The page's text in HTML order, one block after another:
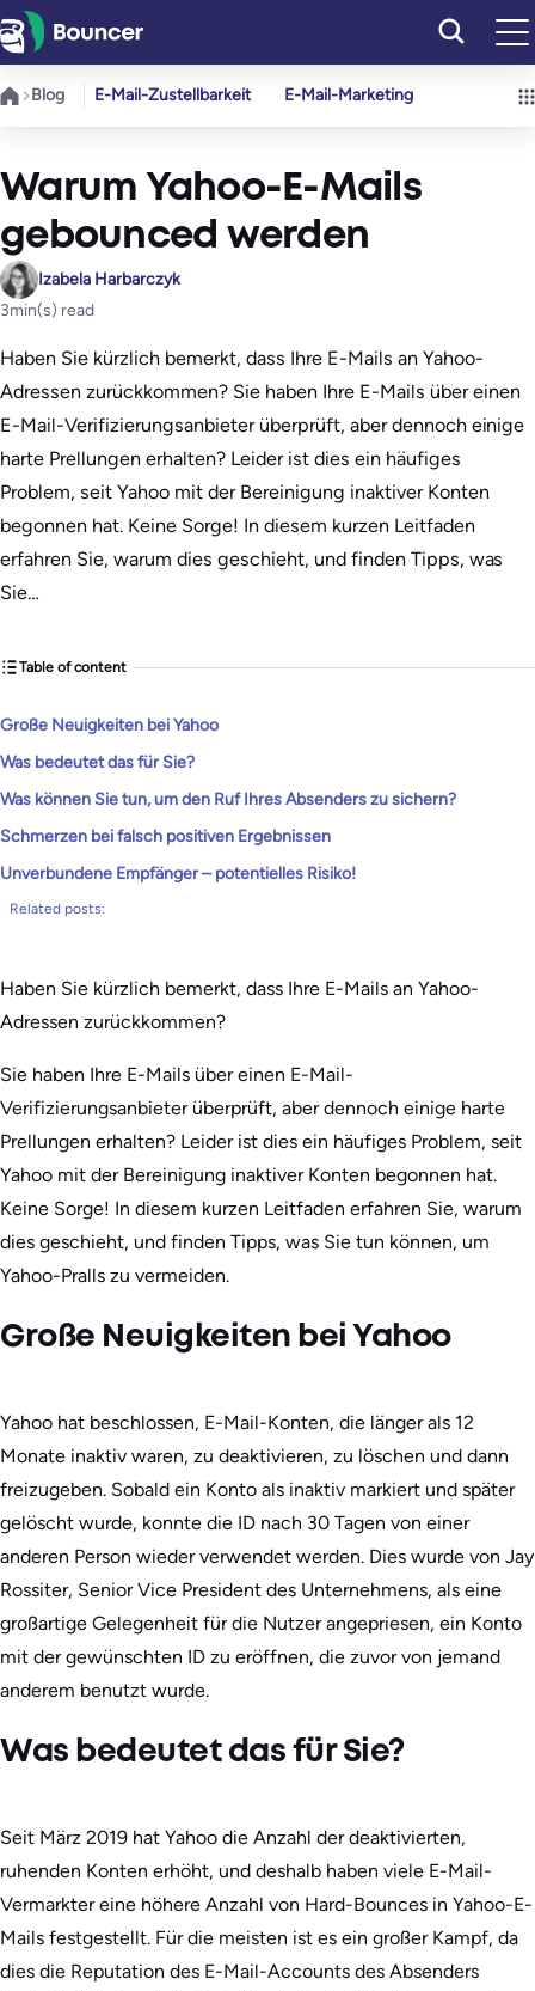
Zum
Inhalt
springen
Blog E-Mail-Zustellbarkeit E-Mail-Marketing
Warum Yahoo-E-Mails
gebounced werden
Izabela Harbarczyk
3min(s) read
Haben Sie kürzlich bemerkt, dass Ihre E-Mails an Yahoo-
Adressen zurückkommen? Sie haben Ihre E-Mails über einen
E-Mail-Verifizierungsanbieter überprüft, aber dennoch einige
harte Prellungen erhalten? Leider ist dies ein häufiges
Problem, seit Yahoo mit der Bereinigung inaktiver Konten
begonnen hat. Keine Sorge! In diesem kurzen Leitfaden
erfahren Sie, warum dies geschieht, und finden Tipps, was
Sie…
Table of content
Große Neuigkeiten bei Yahoo
Was bedeutet das für Sie?
Was können Sie tun, um den Ruf Ihres Absenders zu sichern?
Schmerzen bei falsch positiven Ergebnissen
Unverbundene Empfänger – potentielles Risiko!
Related posts:
Haben Sie kürzlich bemerkt, dass Ihre E-Mails an Yahoo-
Adressen zurückkommen?
Sie haben Ihre E-Mails über einen E-Mail-
Verifizierungsanbieter überprüft, aber dennoch einige harte
Prellungen erhalten? Leider ist dies ein häufiges Problem, seit
Yahoo mit der Bereinigung inaktiver Konten begonnen hat.
Keine Sorge! In diesem kurzen Leitfaden erfahren Sie, warum
dies geschieht, und finden Tipps, was Sie tun können, um
Yahoo-Pralls zu vermeiden.
Große Neuigkeiten bei Yahoo
Yahoo hat beschlossen, E-Mail-Konten, die länger als 12
Monate inaktiv waren, zu deaktivieren, zu löschen und dann
freizugeben. Sobald ein Konto als inaktiv markiert und später
gelöscht wurde, konnte die ID nach 30 Tagen von einer
anderen Person wieder verwendet werden. Dies wurde von Jay
Rossiter, Senior Vice President des Unternehmens, als eine
großartige Gelegenheit für die Nutzer angepriesen, ein Konto
mit der gewünschten ID zu eröffnen, die zuvor von jemand
anderem benutzt wurde.
Was bedeutet das für Sie?
Seit März 2019 hat Yahoo die Anzahl der deaktivierten,
ruhenden Konten erhöht, und deshalb haben viele E-Mail-
Vermarkter eine höhere Anzahl von Hard-Bounces in Yahoo-E-
Mails festgestellt. Für die meisten ist es ein großer Kampf, da
dies die Reputation des E-Mail-Accounts des Absenders